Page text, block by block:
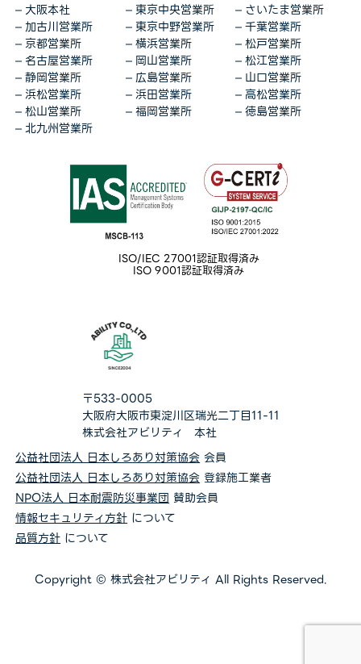
大阪本社 東京中央営業所
さいたま営業所
加古川営業所
東京中野営業所
千葉営業所
京都営業所
横浜営業所
松戸営業所
名古屋営業所
岡山営業所
松江営業所
静岡営業所
広島営業所
山口営業所
浜松営業所
浜田営業所
高松営業所
松山営業所
福岡営業所
徳島営業所
北九州営業所
ISO/IEC 27001認証取得済み
ISO 9001認証取得済み
〒533-0005
大阪府大阪市東淀川区瑞光二丁目11-11
株式会社アビリティ 本社
公益社団法人 日本しろあり対策協会会員
公益社団法人 日本しろあり対策協会登録施工業者
NPO法人 日本耐震防災事業団賛助会員
情報セキュリティ方針について
品質方針について
Copyright © 株式会社アビリティ All Rights Reserved.